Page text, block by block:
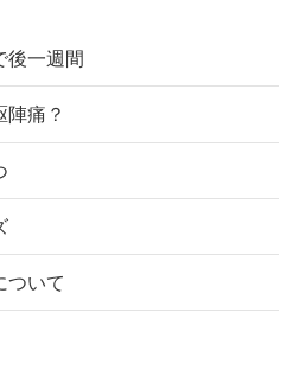
一週間
痛？
いて